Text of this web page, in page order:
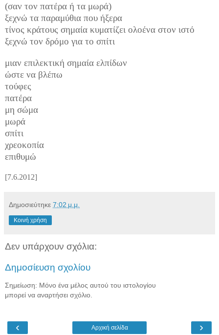
(σαν τον πατέρα ή τα μωρά)
ξεχνώ τα παραμύθια που ήξερα
τίνος κράτους σημαία κυματίζει ολοένα στον ιστό
ξεχνώ τον δρόμο για το σπίτι
μιαν επιλεκτική σημαία ελπίδων
ώστε να βλέπω
τούφες
πατέρα
μη σώμα
μωρά
σπίτι
χρεοκοπία
επιθυμώ
[7.6.2012]
Δημοσιεύτηκε 7:02 μ.μ.
Κοινή χρήση
Δεν υπάρχουν σχόλια:
Δημοσίευση σχολίου
Σημείωση: Μόνο ένα μέλος αυτού του ιστολογίου
μπορεί να αναρτήσει σχόλιο.
‹ ›
Αρχική σελίδα